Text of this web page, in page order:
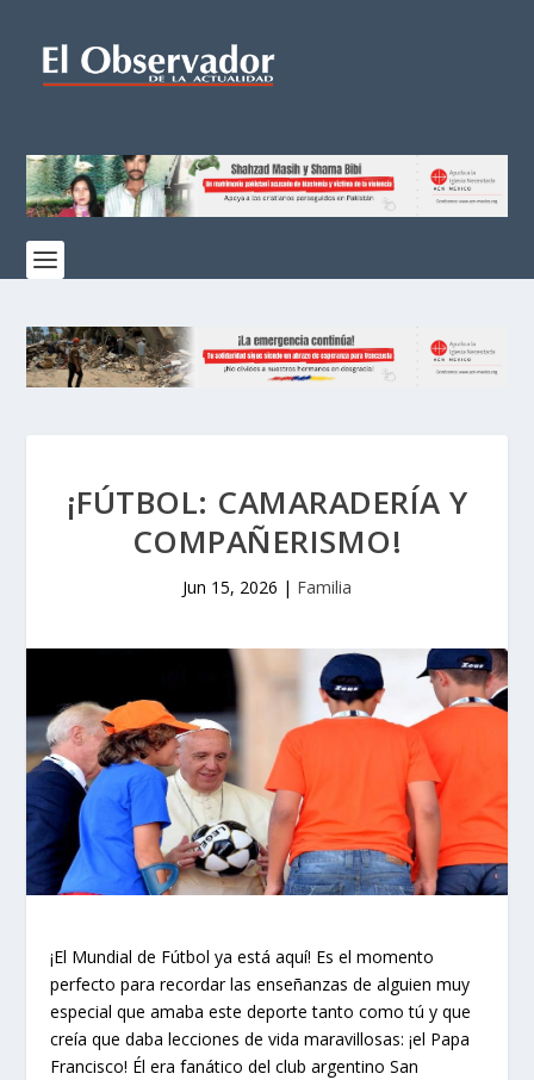
¡FÚTBOL: CAMARADERÍA Y
COMPAÑERISMO!
Jun 15, 2026 | Familia
¡El Mundial de Fútbol ya está aquí! Es el momento
perfecto para recordar las enseñanzas de alguien muy
especial que amaba este deporte tanto como tú y que
creía que daba lecciones de vida maravillosas: ¡el Papa
Francisco! Él era fanático del club argentino San